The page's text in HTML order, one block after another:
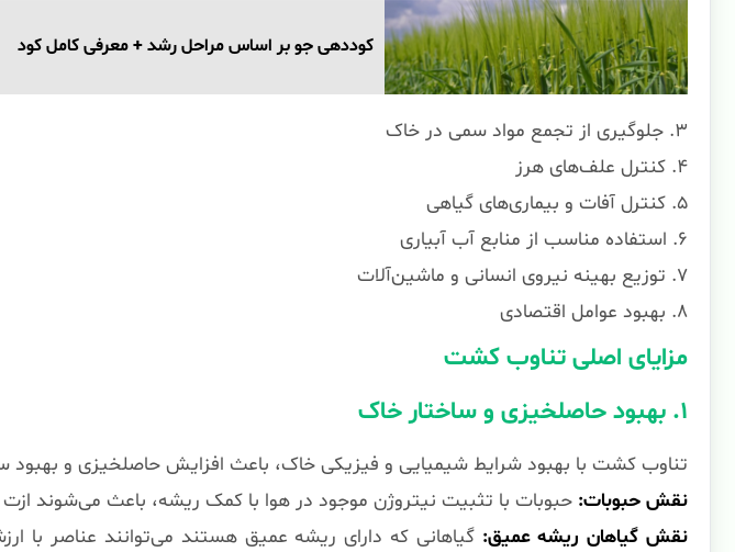
کوددهی جو بر اساس مراحل رشد + معرفی کامل کود
۳. جلوگیری از تجمع مواد سمی در خاک
۴. کنترل علف‌های هرز
۵. کنترل آفات و بیماری‌های گیاهی
۶. استفاده مناسب از منابع آب آبیاری
۷. توزیع بهینه نیروی انسانی و ماشین‌آلات
۸. بهبود عوامل اقتصادی
مزایای اصلی تناوب کشت
۱. بهبود حاصلخیزی و ساختار خاک
تناوب کشت با بهبود شرایط شیمیایی و فیزیکی خاک، باعث افزایش حاصلخیزی و بهبود
نقش حبوبات: حبوبات با تثبیت نیتروژن موجود در هوا با کمک ریشه، باعث می‌شوند
نقش گیاهان ریشه عمیق: گیاهانی که دارای ریشه عمیق هستند می‌توانند عناصر با